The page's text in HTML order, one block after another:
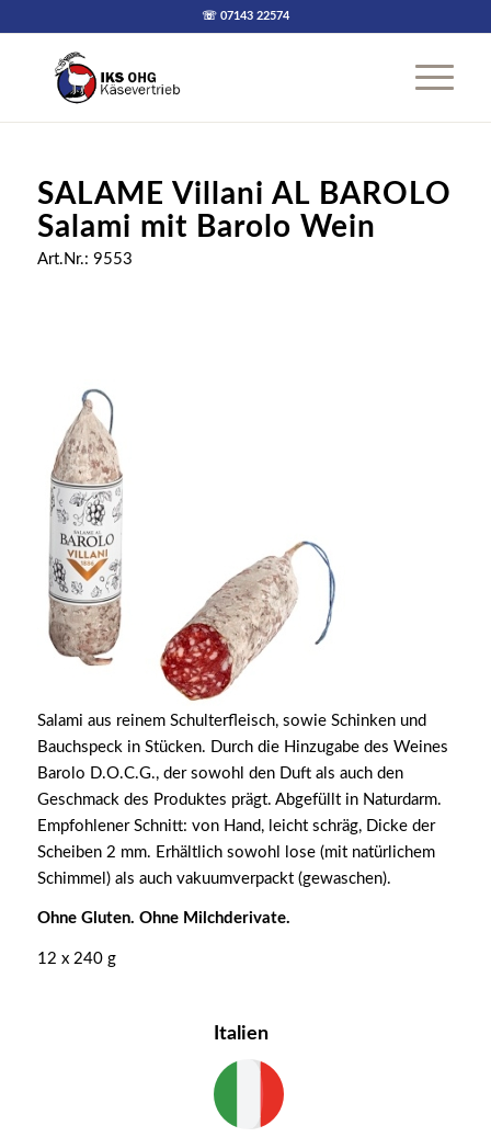
☏ 07143 22574
SALAME Villani AL BAROLO
Salami mit Barolo Wein
Art.Nr.: 9553
Salami aus reinem Schulterfleisch, sowie Schinken und
Bauchspeck in Stücken. Durch die Hinzugabe des Weines
Barolo D.O.C.G., der sowohl den Duft als auch den
Geschmack des Produktes prägt. Abgefüllt in Naturdarm.
Empfohlener Schnitt: von Hand, leicht schräg, Dicke der
Scheiben 2 mm. Erhältlich sowohl lose (mit natürlichem
Schimmel) als auch vakuumverpackt (gewaschen).
Ohne Gluten. Ohne Milchderivate.
12 x 240 g
Italien